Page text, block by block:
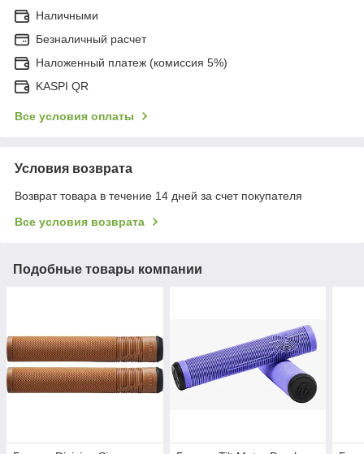
Наличными
Безналичный расчет
Наложенный платеж (комиссия 5%)
KASPI QR
Все условия оплаты
Условия возврата
Возврат товара в течение 14 дней за счет покупателя
Все условия возврата
Подобные товары компании